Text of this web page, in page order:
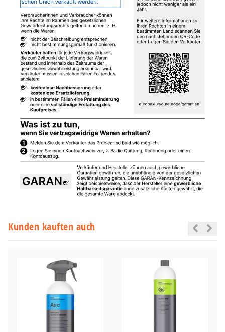
Kunden kauften auch